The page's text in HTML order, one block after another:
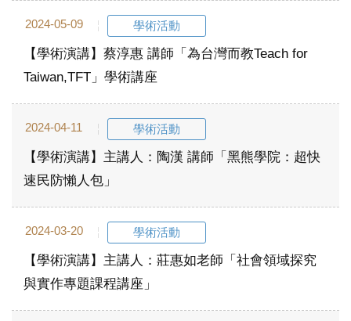
2024-05-09 學術活動
【學術演講】蔡淳惠 講師「為台灣而教Teach for
Taiwan,TFT」學術講座
2024-04-11 學術活動
【學術演講】主講人：陶漢 講師「黑熊學院：超快
速民防懶人包」
2024-03-20 學術活動
【學術演講】主講人：莊惠如老師「社會領域探究
與實作專題課程講座」